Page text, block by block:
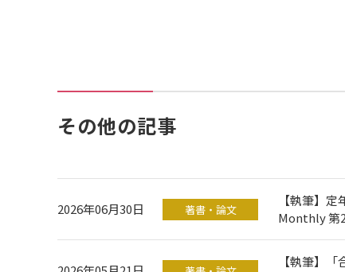
その他の記事
2026年06月30日 著書・論文
【執筆】
Monthly 第
【執筆】